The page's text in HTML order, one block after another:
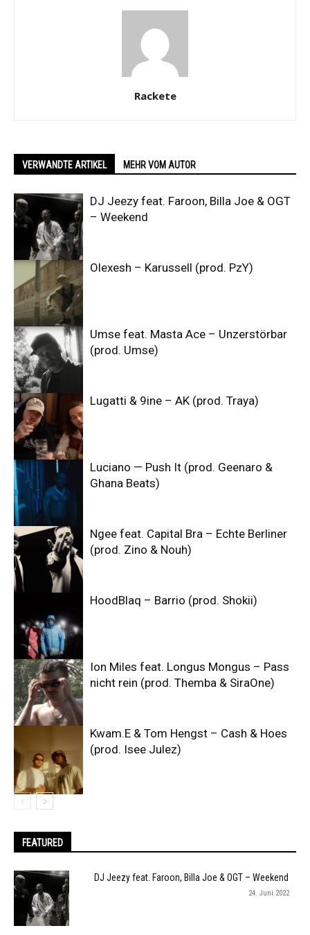
Rackete
VERWANDTE ARTIKEL MEHR VOM AUTOR
DJ Jeezy feat. Faroon, Billa Joe & OGT
– Weekend
Olexesh – Karussell (prod. PzY)
Umse feat. Masta Ace – Unzerstörbar
(prod. Umse)
Lugatti & 9ine – AK (prod. Traya)
Luciano — Push It (prod. Geenaro &
Ghana Beats)
Ngee feat. Capital Bra – Echte Berliner
(prod. Zino & Nouh)
HoodBlaq – Barrio (prod. Shokii)
Ion Miles feat. Longus Mongus – Pass
nicht rein (prod. Themba & SiraOne)
Kwam.E & Tom Hengst – Cash & Hoes
(prod. Isee Julez)
FEATURED
DJ Jeezy feat. Faroon, Billa Joe & OGT – Weekend
24. Juni 2022